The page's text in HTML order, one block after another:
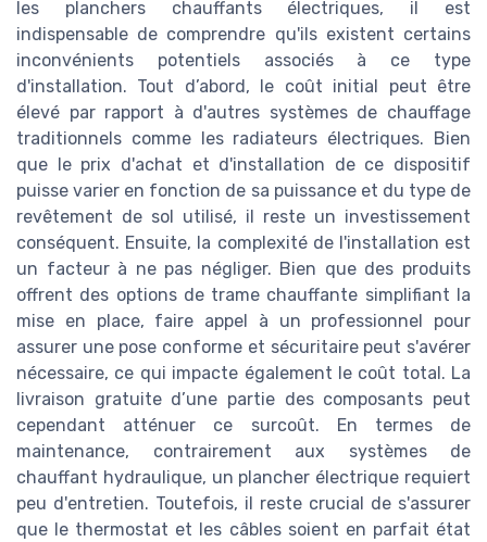
les planchers chauffants électriques, il est
indispensable de comprendre qu'ils existent certains
inconvénients potentiels associés à ce type
d'installation. Tout d’abord, le coût initial peut être
élevé par rapport à d'autres systèmes de chauffage
traditionnels comme les radiateurs électriques. Bien
que le prix d'achat et d'installation de ce dispositif
puisse varier en fonction de sa puissance et du type de
revêtement de sol utilisé, il reste un investissement
conséquent. Ensuite, la complexité de l'installation est
un facteur à ne pas négliger. Bien que des produits
offrent des options de trame chauffante simplifiant la
mise en place, faire appel à un professionnel pour
assurer une pose conforme et sécuritaire peut s'avérer
nécessaire, ce qui impacte également le coût total. La
livraison gratuite d’une partie des composants peut
cependant atténuer ce surcoût. En termes de
maintenance, contrairement aux systèmes de
chauffant hydraulique, un plancher électrique requiert
peu d'entretien. Toutefois, il reste crucial de s'assurer
que le thermostat et les câbles soient en parfait état